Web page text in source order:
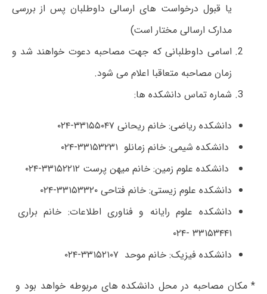
یا قبول درخواست های ارسالی داوطلبان پس از بررسی
مدارک ارسالی مختار است)
اسامی داوطلبانی که جهت مصاحبه دعوت خواهند شد و
زمان مصاحبه متعاقبا اعلام می شود.
شماره تماس دانشکده ها:
دانشکده ریاضی: خانم ریحانی ۳۳۱۵۵۰۴۷-۰۲۴
دانشکده شیمی: خانم زمانلو ۳۳۱۵۳۲۳۱-۰۲۴
دانشکده علوم زمین: خانم میهن پرست ۳۳۱۵۲۲۱۲-۰۲۴
دانشکده علوم زیستی: خانم فتاحی ۳۳۱۵۳۳۲۰-۰۲۴
دانشکده علوم رایانه و فناوری اطلاعات: خانم براری
۳۳۱۵۳۴۴۱ -۰۲۴
دانشکده فیزیک: خانم موحد ۳۳۱۵۲۱۰۷-۰۲۴
* مکان مصاحبه در محل دانشکده های مربوطه خواهد بود و